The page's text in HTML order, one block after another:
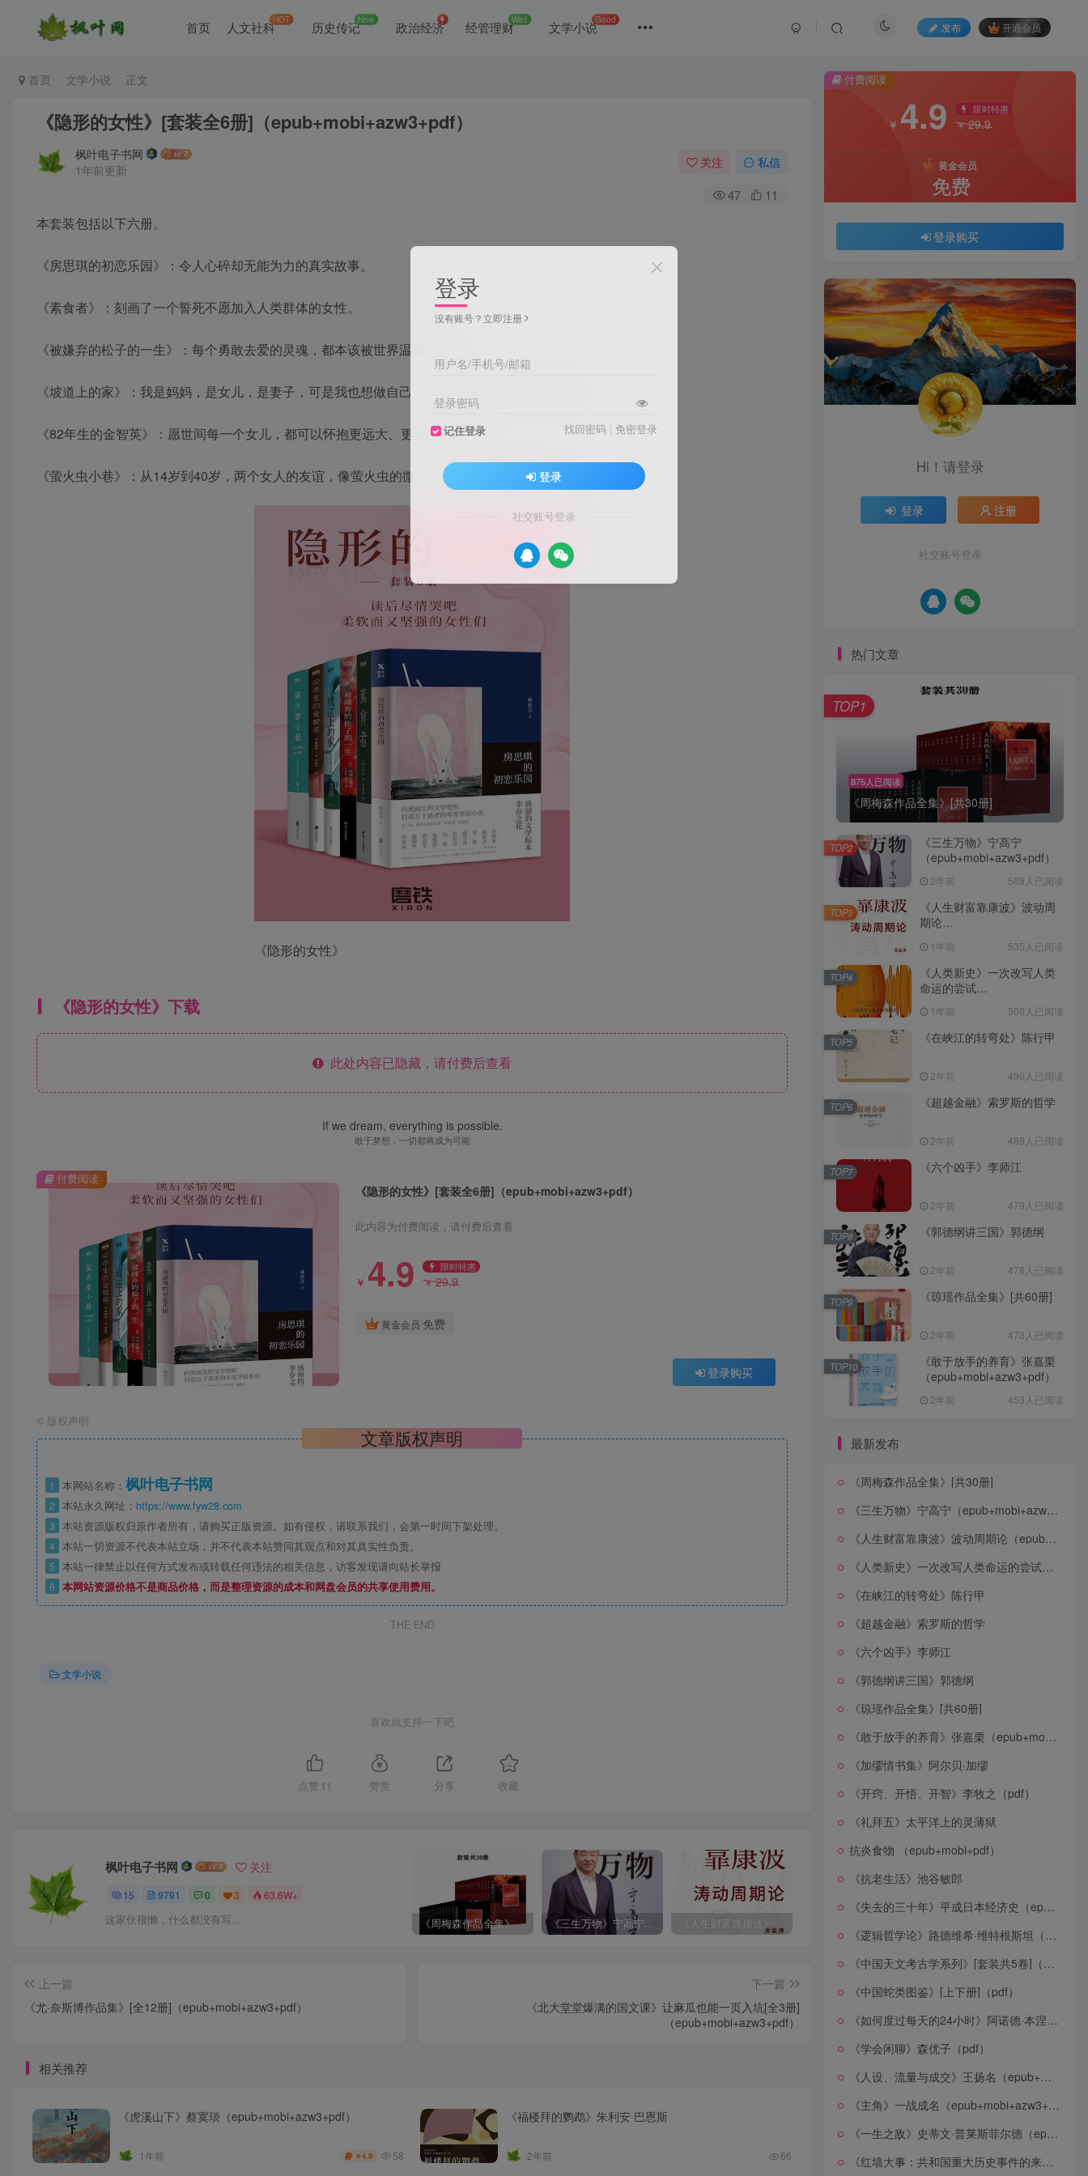
首页 人文社科HOT 历史传记New 政治经济 经管理财Well 文学小说Good
发布 开通会员
首页 文学小说 正文
《隐形的女性》[套装全6册]（epub+mobi+azw3+pdf）
枫叶电子书网
1年前更新
关注 私信
47 11
本套装包括以下六册。
《房思琪的初恋乐园》：令人心碎却无能为力的真实故事。
《素食者》：刻画了一个誓死不愿加入人类群体的女性。
《被嫌弃的松子的一生》：每个勇敢去爱的灵魂，都本该被世界温柔相待。
《坡道上的家》：我是妈妈，是女儿，是妻子，可是我也想做自己。深刻揭露丧偶式育儿困局。
《82年生的金智英》：愿世间每一个女儿，都可以怀抱更远大、更无限的梦想。
《萤火虫小巷》：从14岁到40岁，两个女人的友谊，像萤火虫的微光，却足够温暖彼此的一生。
《隐形的女性》
《隐形的女性》下载
此处内容已隐藏，请付费后查看
If we dream, everything is possible.
敢于梦想，一切都将成为可能
《隐形的女性》[套装全6册]（epub+mobi+azw3+pdf）
此内容为付费阅读，请付费后查看
￥ 4.9 限时特惠
￥29.9
黄金会员 免费
登录购买
付费阅读
© 版权声明
文章版权声明
1 本网站名称： 枫叶电子书网
2 本站永久网址： https://www.fyw28.com
3 本站资源版权归原作者所有，请购买正版资源。如有侵权，请联系我们，会第一时间下架处理。
4 本站一切资源不代表本站立场，并不代表本站赞同其观点和对其真实性负责。
5 本站一律禁止以任何方式发布或转载任何违法的相关信息，访客发现请向站长举报
6 本网站资源价格不是商品价格，而是整理资源的成本和网盘会员的共享使用费用。
THE END
文学小说
喜欢就支持一下吧
点赞 11 赞赏 分享 收藏
枫叶电子书网 关注
15 9791 0 3 63.6W+
这家伙很懒，什么都没有写... 《周梅森作品全集》[共30册] 《三生万物》宁高宁（epub+mobi+azw3+pdf） 《人生财富靠康波》波动周期论（epub+mobi+azw3+pdf）
上一篇
《尤·奈斯博作品集》[全12册]（epub+mobi+azw3+pdf）
下一篇
《北大堂堂爆满的国文课》让麻瓜也能一页入坑[全3册]
（epub+mobi+azw3+pdf）
相关推荐
《虎溪山下》蔡寞琰（epub+mobi+azw3+pdf）
1年前 ￥4.9 58
《福楼拜的鹦鹉》朱利安·巴恩斯
2年前 66
付费阅读
￥ 4.9 限时特惠
￥29.9
黄金会员
免费
登录购买
Hi！请登录
登录 注册
社交账号登录
热门文章
875人已阅读
《周梅森作品全集》[共30册]
TOP1
《三生万物》宁高宁
（epub+mobi+azw3+pdf）
2年前 569人已阅读
TOP2
《人生财富靠康波》波动周
期论
1年前 535人已阅读
TOP3
《人类新史》一次改写人类
命运的尝试
1年前 500人已阅读
TOP4
《在峡江的转弯处》陈行甲
2年前 490人已阅读
TOP5
《超越金融》索罗斯的哲学
2年前 489人已阅读
TOP6
《六个凶手》李师江
2年前 479人已阅读
TOP7
《郭德纲讲三国》郭德纲
2年前 478人已阅读
TOP8
《琼瑶作品全集》[共60册]
2年前 473人已阅读
TOP9
《敢于放手的养育》张嘉栗
（epub+mobi+azw3+pdf）
2年前 453人已阅读
TOP10
最新发布
《周梅森作品全集》[共30册]
《三生万物》宁高宁（epub+mobi+azw3+pdf）
《人生财富靠康波》波动周期论（epub+mobi+azw3+pdf）
《人类新史》一次改写人类命运的尝试（epub+mobi+azw3+pdf）
《在峡江的转弯处》陈行甲
《超越金融》索罗斯的哲学
《六个凶手》李师江
《郭德纲讲三国》郭德纲
《琼瑶作品全集》[共60册]
《敢于放手的养育》张嘉栗（epub+mobi+azw3+pdf）
《加缪情书集》阿尔贝·加缪
《开窍、开悟、开智》李牧之（pdf）
《礼拜五》太平洋上的灵薄狱
抗炎食物 （epub+mobi+pdf）
《抗老生活》池谷敏郎
《失去的三十年》平成日本经济史（epub+mobi+azw3+pdf）
《逻辑哲学论》路德维希·维特根斯坦（epub+mobi+azw3+pdf）
《中国天文考古学系列》[套装共5卷]（epub+mobi+azw3+pdf）
《中国蛇类图鉴》[上下册]（pdf）
《如何度过每天的24小时》阿诺德·本涅特（epub+mobi+azw3+pdf）
《学会闲聊》森优子（pdf）
《人设、流量与成交》王扬名（epub+mobi+azw3+pdf）
《主角》一战成名（epub+mobi+azw3+pdf）
《一生之敌》史蒂文·普莱斯菲尔德（epub+mobi+azw3+pdf）
《红墙大事：共和国重大历史事件的来龙去脉》（全二册）（pdf）
登录
没有账号？立即注册
用户名/手机号/邮箱
登录密码
记住登录 找回密码 | 免密登录
登录
社交账号登录